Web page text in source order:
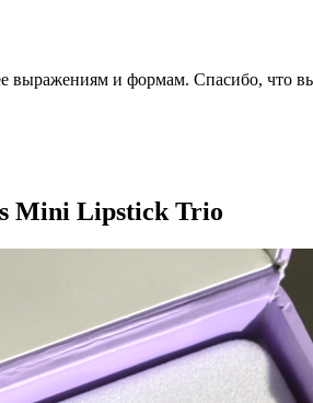
выражениям и формам. Спасибо, что
Mini Lipstick Trio